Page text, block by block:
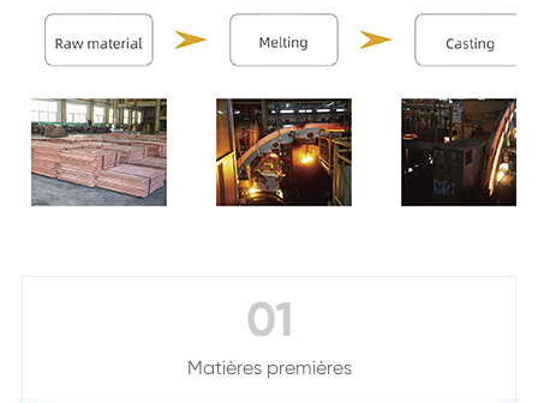
01
Matières premières